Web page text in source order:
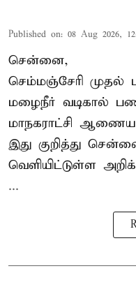
Published on: 08 Aug 2026,
சென்னை,
செம்மஞ்சேரி
மழைநீர் வடிகால்
மாநகராட்சி
இது குறித்து சென்னை
வெளியிட்டுள்ள
...